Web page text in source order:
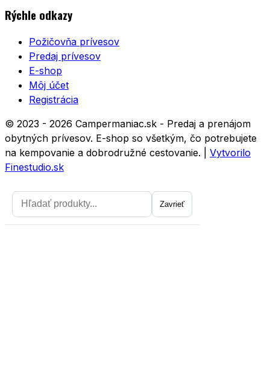
Rýchle odkazy
Požičovňa prívesov
Predaj prívesov
E-shop
Môj účet
Registrácia
© 2023 - 2026 Campermaniac.sk - Predaj a prenájom
obytných prívesov. E-shop so všetkým, čo potrebujete
na kempovanie a dobrodružné cestovanie.
Vytvorilo
Finestudio.sk
Zavrieť
Zavrieť